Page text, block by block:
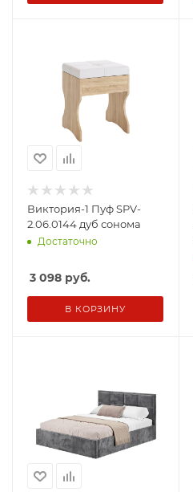
Виктория-1 Пуф SPV-
2.06.0144 дуб сонома
Достаточно
3 098 руб.
В КОРЗИНУ